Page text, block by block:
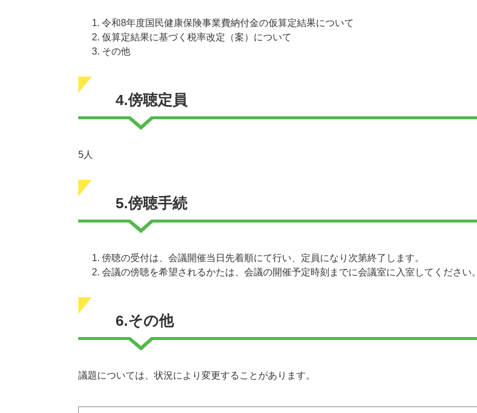
令和8年度国民健康保険事業費納付金の仮算定結果について
仮算定結果に基づく税率改定（案）について
その他
4.傍聴定員
5人
5.傍聴手続
傍聴の受付は、会議開催当日先着順にて行い、定員になり次第終了します。
会議の傍聴を希望されるかたは、会議の開催予定時刻までに会議室に入室してください。
6.その他
議題については、状況により変更することがあります。